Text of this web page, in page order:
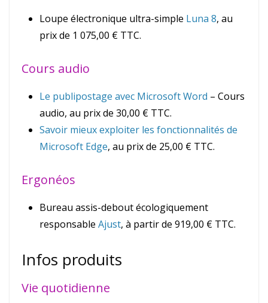
Loupe électronique ultra-simple Luna 8, au
prix de 1 075,00 € TTC.
Cours audio
Le publipostage avec Microsoft Word – Cours
audio, au prix de 30,00 € TTC.
Savoir mieux exploiter les fonctionnalités de
Microsoft Edge, au prix de 25,00 € TTC.
Ergonéos
Bureau assis-debout écologiquement
responsable Ajust, à partir de 919,00 € TTC.
Infos produits
Vie quotidienne